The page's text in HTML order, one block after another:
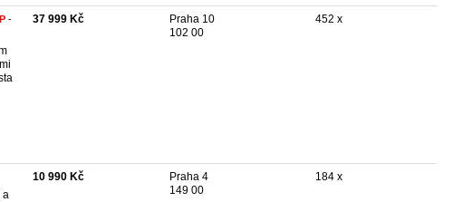
-
37 999 Kč
Praha 10
102 00
452 x
a
10 990 Kč
Praha 4
149 00
184 x